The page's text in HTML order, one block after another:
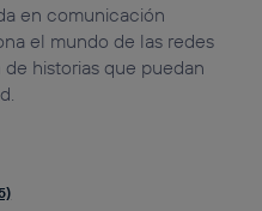
en comunicación
el mundo de las redes
historias que puedan